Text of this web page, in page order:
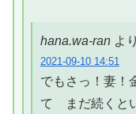
hana.wa-ran よ
2021-09-10 14:51
でもさっ！妻！
て まだ続くと